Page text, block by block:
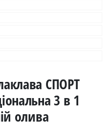
СПОРТ
3 в 1
олива